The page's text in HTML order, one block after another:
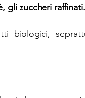
gli zuccheri raffinati.
biologici,